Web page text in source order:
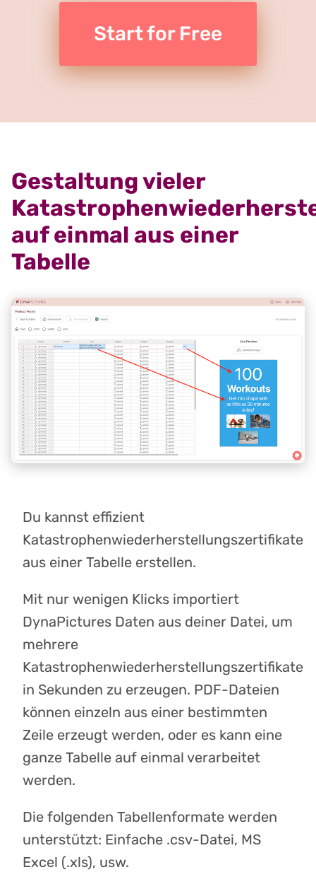
Start for Free
Gestaltung vieler
auf einmal aus einer
Tabelle
Du kannst effizient
Katastrophenwiederherstellungszertifikate
aus einer Tabelle erstellen.
Mit nur wenigen Klicks importiert
DynaPictures Daten aus deiner Datei, um
mehrere
Katastrophenwiederherstellungszertifikate
in Sekunden zu erzeugen. PDF-Dateien
können einzeln aus einer bestimmten
Zeile erzeugt werden, oder es kann eine
ganze Tabelle auf einmal verarbeitet
werden.
Die folgenden Tabellenformate werden
unterstützt: Einfache .csv-Datei, MS
Excel (.xls), usw.